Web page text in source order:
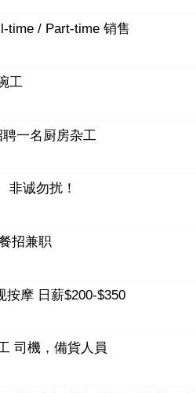
time / Part-time 销售
工
一名厨房杂工
非诚勿扰！
招兼职
按摩 日薪$200-$350
司機，備貨人員